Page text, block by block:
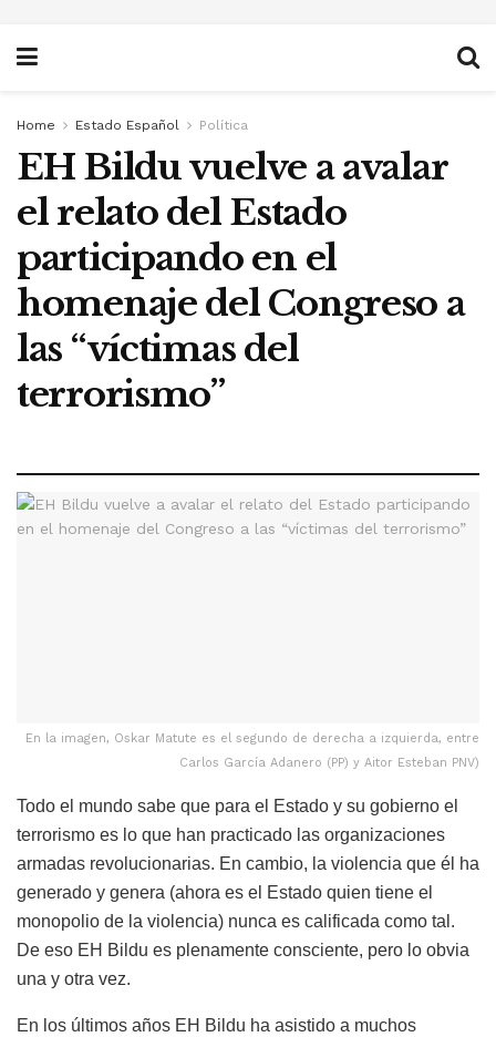
Home Estado Español Política
EH Bildu vuelve a avalar
el relato del Estado
participando en el
homenaje del Congreso a
las “víctimas del
terrorismo”
En la imagen, Oskar Matute es el segundo de derecha a izquierda, entre
Carlos García Adanero (PP) y Aitor Esteban PNV)
Todo el mundo sabe que para el Estado y su gobierno el
terrorismo es lo que han practicado las organizaciones
armadas revolucionarias. En cambio, la violencia que él ha
generado y genera (ahora es el Estado quien tiene el
monopolio de la violencia) nunca es calificada como tal.
De eso EH Bildu es plenamente consciente, pero lo obvia
una y otra vez.
En los últimos años EH Bildu ha asistido a muchos